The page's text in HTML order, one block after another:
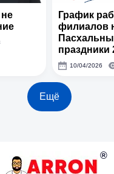
График
филиалов
праздники
10/04/2026
Ещё